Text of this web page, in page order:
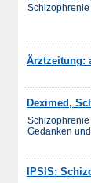
Ärztzeitung:
Deximed,
Gedanken
IPSIS: